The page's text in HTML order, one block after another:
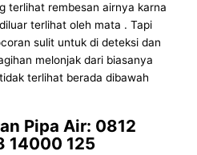
terlihat rembesan airnya karna
terlihat oleh mata . Tapi
sulit untuk di deteksi dan
melonjak dari biasanya
terlihat berada dibawah
Pipa Air: 0812
14000 125